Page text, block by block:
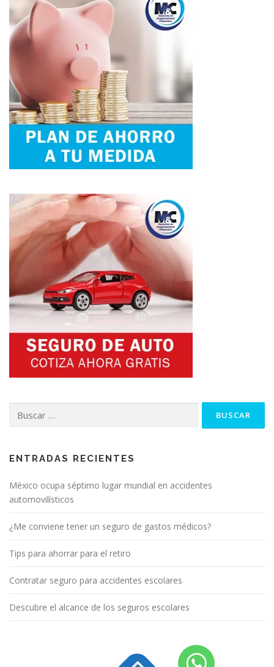
ENTRADAS RECIENTES
México ocupa séptimo lugar mundial en accidentes
automovilísticos
¿Me conviene tener un seguro de gastos médicos?
Tips para ahorrar para el retiro
Contratar seguro para accidentes escolares
Descubre el alcance de los seguros escolares